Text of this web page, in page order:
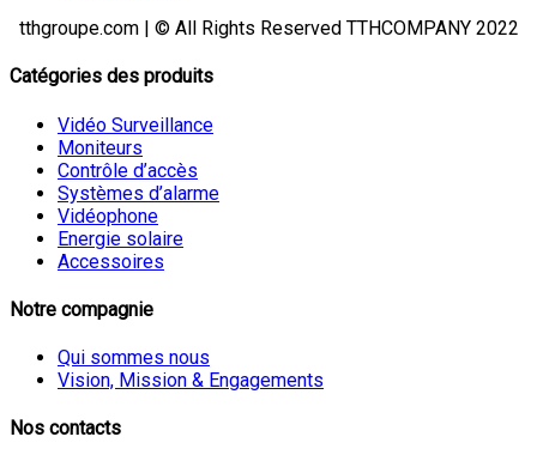
tthgroupe.com | © All Rights Reserved TTHCOMPANY 2022
Catégories des produits
Vidéo Surveillance
Moniteurs
Contrôle d’accès
Systèmes d’alarme
Vidéophone
Energie solaire
Accessoires
Notre compagnie
Qui sommes nous
Vision, Mission & Engagements
Nos contacts